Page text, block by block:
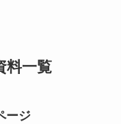
料一覧
ージ